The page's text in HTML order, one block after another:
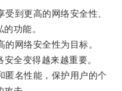
到更高的网络安全性、
功能。
网络安全性为目标。
全变得越来越重要。
名性能，保护用户的个